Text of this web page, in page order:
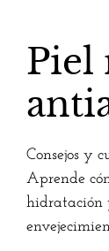
Piel
Consejos y
Aprende
hidratación